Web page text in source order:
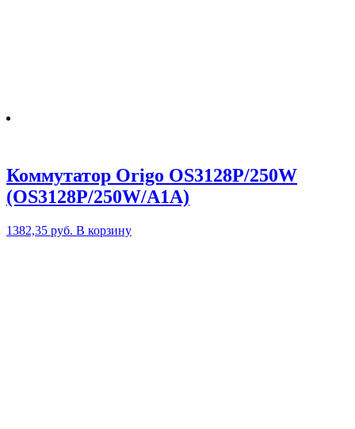
Коммутатор Origo OS3128P/250W
(OS3128P/250W/A1A)
1382,35 руб. В корзину